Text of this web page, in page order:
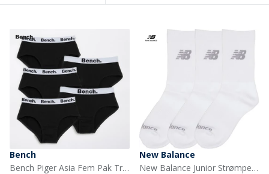
Bench
Bench Piger Asia Fem Pak Trusser Sort
New Balance
New Balance Junior Strømper med Polstring 3-pak Hvid